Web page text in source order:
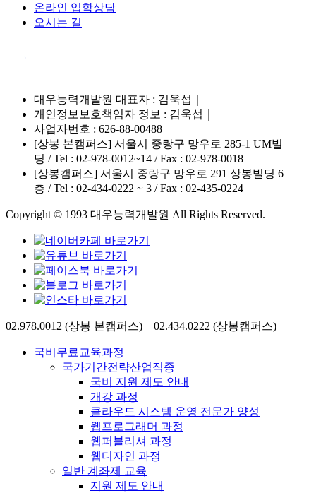
온라인 입학상담
오시는 길
대우능력개발원 대표자 : 김욱섭｜
개인정보보호책임자 정보 : 김욱섭｜
사업자번호 : 626-88-00488
[상봉 본캠퍼스] 서울시 중랑구 망우로 285-1 UM빌
딩 / Tel : 02-978-0012~14 / Fax : 02-978-0018
[상봉캠퍼스] 서울시 중랑구 망우로 291 상봉빌딩 6
층 / Tel : 02-434-0222 ~ 3 / Fax : 02-435-0224
Copyright © 1993 대우능력개발원 All Rights Reserved.
Close
02.978.0012 (상봉 본캠퍼스) 02.434.0222 (상봉캠퍼스)
국비무료교육과정
국가기간전략산업직종
국비 지원 제도 안내
개강 과정
클라우드 시스템 운영 전문가 양성
웹프로그래머 과정
웹퍼블리셔 과정
웹디자인 과정
일반 계좌제 교육
지원 제도 안내